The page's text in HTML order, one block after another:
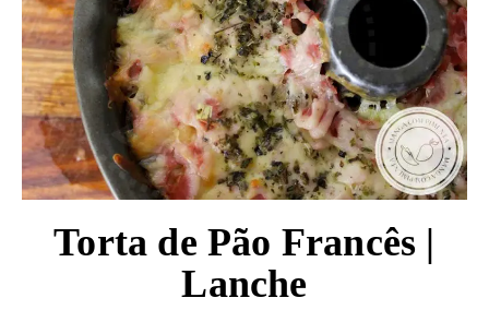
Torta de Pão Francês |
Lanche